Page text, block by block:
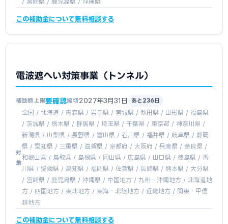
この補助金について無料相談する
電波遮へい対策事業（トンネル）
補助額上限要確認締切 2027年3月31日 あと236日
対
象
全国 / 北海道 / 青森県 / 岩手県 / 宮城県 / 秋田県 / 山形県 / 福島県
/ 茨城県 / 栃木県 / 群馬県 / 埼玉県 / 千葉県 / 東京都 / 神奈川県 /
新潟県 / 山梨県 / 長野県 / 富山県 / 石川県 / 福井県 / 岐阜県 / 静岡
県 / 愛知県 / 三重県 / 滋賀県 / 京都府 / 大阪府 / 兵庫県 / 奈良県 /
和歌山県 / 鳥取県 / 島根県 / 岡山県 / 広島県 / 山口県 / 徳島県 / 香
川県 / 愛媛県 / 高知県 / 福岡県 / 佐賀県 / 長崎県 / 熊本県 / 大分県
/ 宮崎県 / 鹿児島県 / 沖縄県 / 中国地方 / 九州・沖縄地方 / 北海道地
方 / 四国地方 / 東北地方 / 東海・北陸地方 / 近畿地方 / 関東・甲信
越地方
この補助金について無料相談する